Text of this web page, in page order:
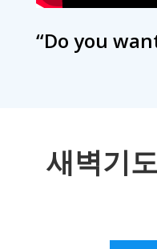
“Do you
새벽기